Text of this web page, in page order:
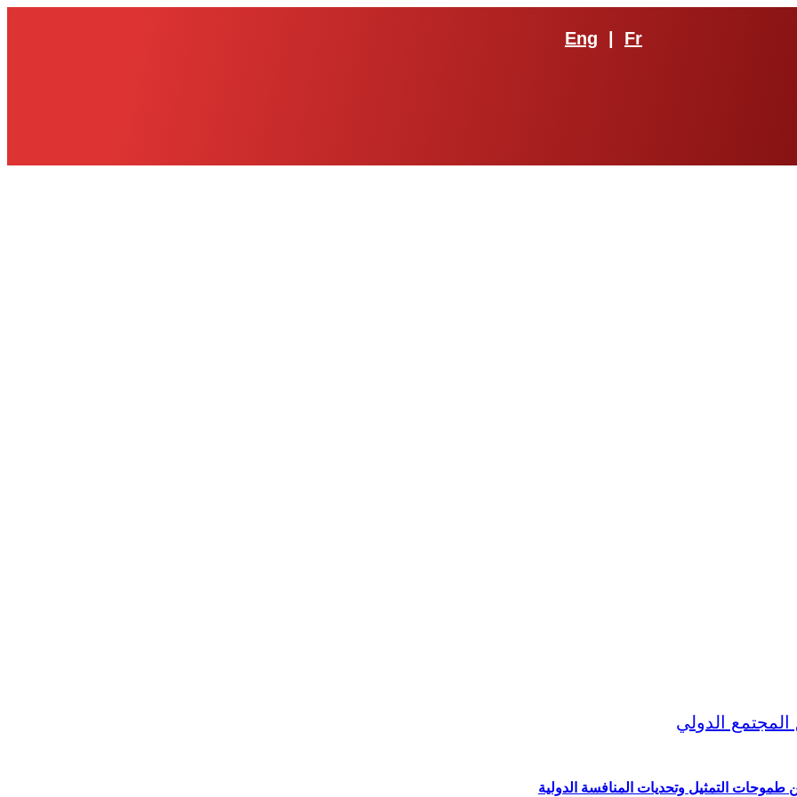
Eng Fr
طموحات التمثيل وتحديات المنافسة الدولية